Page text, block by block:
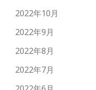
2022年10月
2022年9月
2022年8月
2022年7月